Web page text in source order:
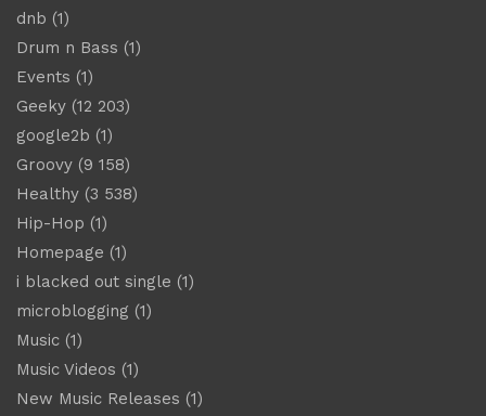
dnb (1)
Drum n Bass (1)
Events (1)
Geeky (12 203)
google2b (1)
Groovy (9 158)
Healthy (3 538)
Hip-Hop (1)
Homepage (1)
i blacked out single (1)
microblogging (1)
Music (1)
Music Videos (1)
New Music Releases (1)